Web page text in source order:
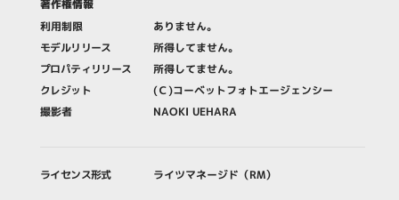
著作権情報
利用制限
ありません。
モデルリリース
所得してません。
プロパティリリース
所得してません。
クレジット
(Ｃ)コーベットフォトエージェンシー
撮影者
NAOKI UEHARA
ライセンス形式 ライツマネージド（RM）